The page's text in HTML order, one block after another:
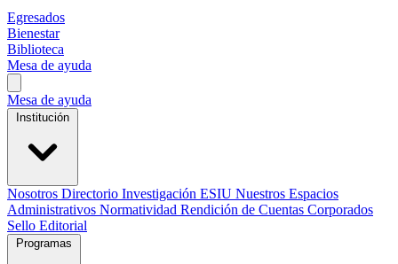
Egresados
Bienestar
Biblioteca
Mesa de ayuda
Mesa de ayuda
Nosotros Directorio Investigación ESIU Nuestros Espacios
Administrativos Normatividad Rendición de Cuentas Corporados
Sello Editorial